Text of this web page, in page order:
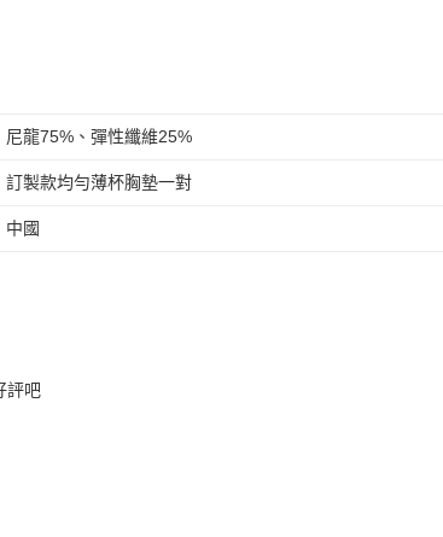
尼龍75%、彈性纖維25%
訂製款均勻薄杯胸墊一對
中國
評吧